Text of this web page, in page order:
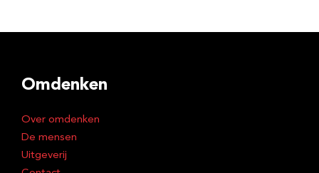
Omdenken
Over omdenken
De mensen
Uitgeverij